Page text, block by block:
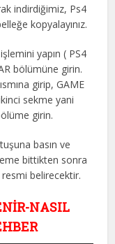
indirdiğimiz, Ps4
kopyalayınız.
yapın ( PS4
bölümüne girin.
girip, GAME
sekme yani
girin.
basın ve
bittikten sonra
belirecektir.
NASIL